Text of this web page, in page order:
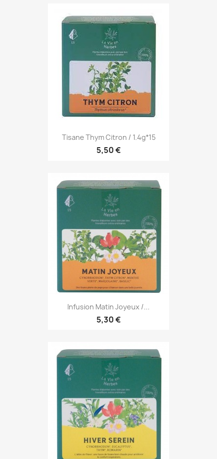
Tisane Thym Citron / 1.4g*15
5,50 €
Infusion Matin Joyeux /...
5,30 €